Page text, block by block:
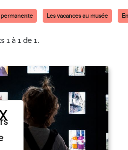
Les vacances au musée
1 à 1 de 1.
Masquer le